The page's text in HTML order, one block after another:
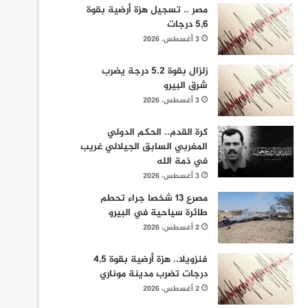
مصر .. تسجيل هزة أرضية بقوة
5,6 درجات
3 أغسطس، 2026
زلزال بقوة 5.2 درجة يضرب
شرق البيرو
3 أغسطس، 2026
كرة القدم.. الحكم الدولي
المغربي السابق الجيلالي غريب
في ذمة الله
3 أغسطس، 2026
مصرع 13 شخصا جراء تحطم
طائرة سياحية في البيرو
2 أغسطس، 2026
فنزويلا.. هزة أرضية بقوة 4,5
درجات تضرب مدينة موناري
2 أغسطس، 2026